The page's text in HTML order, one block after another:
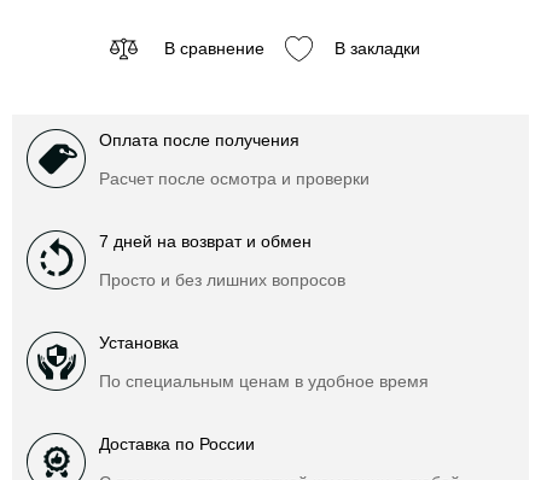
В сравнение В закладки
Оплата после получения
Расчет после осмотра и проверки
7 дней на возврат и обмен
Просто и без лишних вопросов
Установка
По специальным ценам в удобное время
Доставка по России